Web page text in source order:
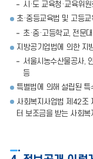
시·도 교육청·교육위
초·중등교육법 및 고등
초·중·고등학교, 전문
지방공기업법에 의한 지
서울시농수산물공사,
등
특별법에 의해 설립된 특
사회복지사업법 제42조
터 보조금을 받는 사회